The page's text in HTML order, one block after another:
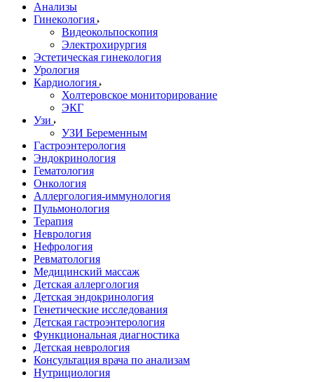
Анализы
Гинекология
Видеокольпоскопия
Электрохирургия
Эстетическая гинекология
Урология
Кардиология
Холтеровское мониторирование
ЭКГ
Узи
УЗИ Беременным
Гастроэнтерология
Эндокринология
Гематология
Онкология
Аллергология-иммунология
Пульмонология
Терапия
Неврология
Нефрология
Ревматология
Медицинский массаж
Детская аллергология
Детская эндокринология
Генетические исследования
Детская гастроэнтерология
Функциональная диагностика
Детская неврология
Консультация врача по анализам
Нутрициология